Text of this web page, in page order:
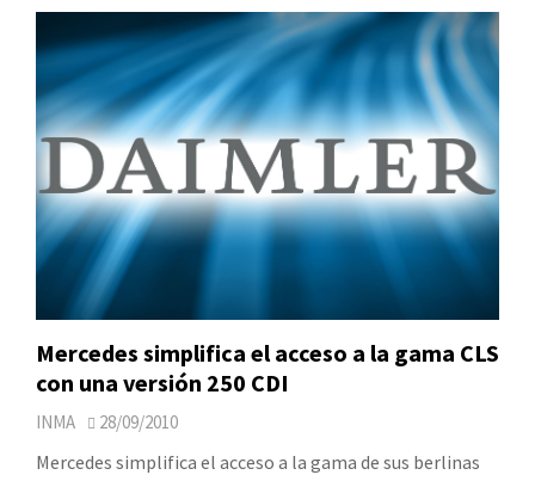
Mercedes simplifica el acceso a la gama CLS
con una versión 250 CDI
INMA 28/09/2010
Mercedes simplifica el acceso a la gama de sus berlinas